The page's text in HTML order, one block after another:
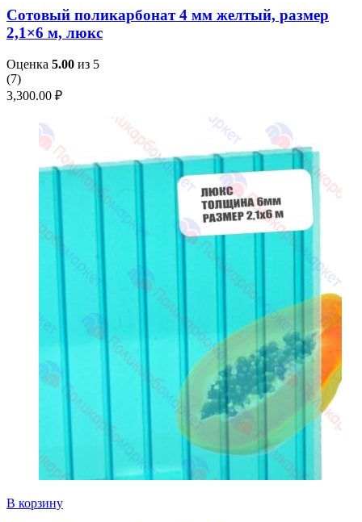
Сотовый поликарбонат 4 мм желтый, размер
2,1×6 м, люкс
Оценка 5.00 из 5
(7)
3,300.00 ₽
В корзину